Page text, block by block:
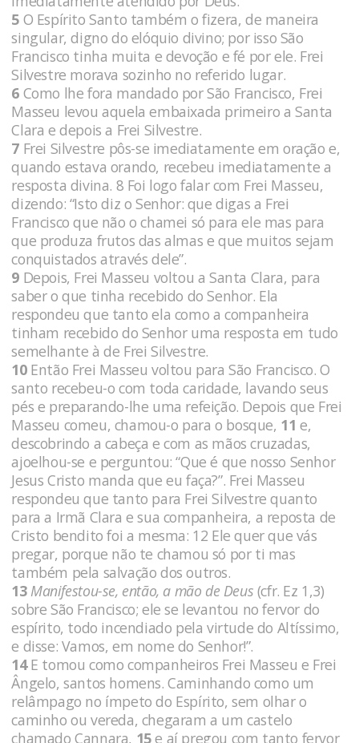
5 O Espírito Santo também o fizera, de maneira
singular, digno do elóquio divino; por isso São
Francisco tinha muita e devoção e fé por ele. Frei
Silvestre morava sozinho no referido lugar.
6 Como lhe fora mandado por São Francisco, Frei
Masseu levou aquela embaixada primeiro a Santa
Clara e depois a Frei Silvestre.
7 Frei Silvestre pôs-se imediatamente em oração e,
quando estava orando, recebeu imediatamente a
resposta divina. 8 Foi logo falar com Frei Masseu,
dizendo: “Isto diz o Senhor: que digas a Frei
Francisco que não o chamei só para ele mas para
que produza frutos das almas e que muitos sejam
conquistados através dele”.
9 Depois, Frei Masseu voltou a Santa Clara, para
saber o que tinha recebido do Senhor. Ela
respondeu que tanto ela como a companheira
tinham recebido do Senhor uma resposta em tudo
semelhante à de Frei Silvestre.
10Então Frei Masseu voltou para São Francisco. O
santo recebeu-o com toda caridade, lavando seus
pés e preparando-lhe uma refeição. Depois que Frei
Masseu comeu, chamou-o para o bosque, 11e,
descobrindo a cabeça e com as mãos cruzadas,
ajoelhou-se e perguntou: “Que é que nosso Senhor
Jesus Cristo manda que eu faça?”. Frei Masseu
respondeu que tanto para Frei Silvestre quanto
para a Irmã Clara e sua companheira, a reposta de
Cristo bendito foi a mesma: 12 Ele quer que vás
pregar, porque não te chamou só por ti mas
também pela salvação dos outros.
13 Manifestou-se, então, a mão de Deus (cfr. Ez 1,3)
sobre São Francisco; ele se levantou no fervor do
espírito, todo incendiado pela virtude do Altíssimo,
e disse: Vamos, em nome do Senhor!”.
14E tomou como companheiros Frei Masseu e Frei
Ângelo, santos homens. Caminhando como um
relâmpago no ímpeto do Espírito, sem olhar o
caminho ou vereda, chegaram a um castelo
chamado Cannara, 15e aí pregou com tanto fervor